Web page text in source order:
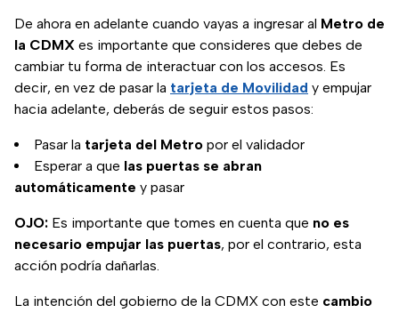
De ahora en adelante cuando vayas a ingresar al Metro de
la CDMX es importante que consideres que debes de
cambiar tu forma de interactuar con los accesos. Es
decir, en vez de pasar la tarjeta de Movilidad y empujar
hacia adelante, deberás de seguir estos pasos:
Pasar la tarjeta del Metro por el validador
Esperar a que las puertas se abran
automáticamente y pasar
OJO: Es importante que tomes en cuenta que no es
necesario empujar las puertas, por el contrario, esta
acción podría dañarlas.
La intención del gobierno de la CDMX con este cambio